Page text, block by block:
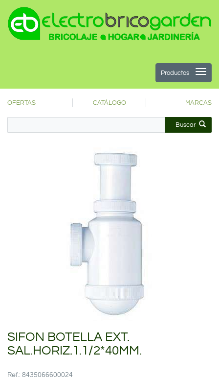
Productos
OFERTAS CATÁLOGO MARCAS
Buscar
SIFON BOTELLA EXT.
SAL.HORIZ.1.1/2*40MM.
Ref.: 8435066600024